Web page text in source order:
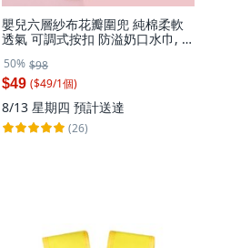
嬰兒六層紗布花瓣圍兜 純棉柔軟
透氣 可調式按扣 防溢奶口水巾, 1
50% $98
$49 ($49/1個)
8/13 星期四 預計送達
(26)